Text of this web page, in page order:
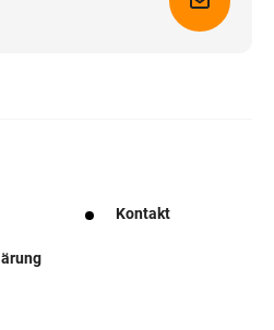
erhalten
Kontakt